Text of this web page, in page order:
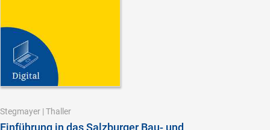
Stegmayer | Thaller
Einführung in das Salzburger Bau- und